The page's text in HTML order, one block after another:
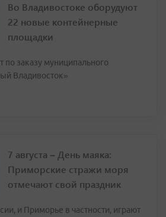
Во Владивостоке оборудуют
22 новые контейнерные
площадки
по заказу муниципального
Владивосток»
7 августа – День маяка:
Приморские стражи моря
отмечают свой праздник
и Приморье в частности, играют